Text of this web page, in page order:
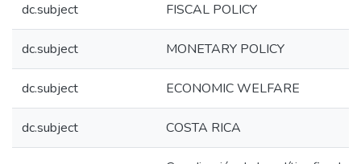
dc.subject FISCAL POLICY
dc.subject MONETARY POLICY
dc.subject ECONOMIC WELFARE
dc.subject COSTA RICA